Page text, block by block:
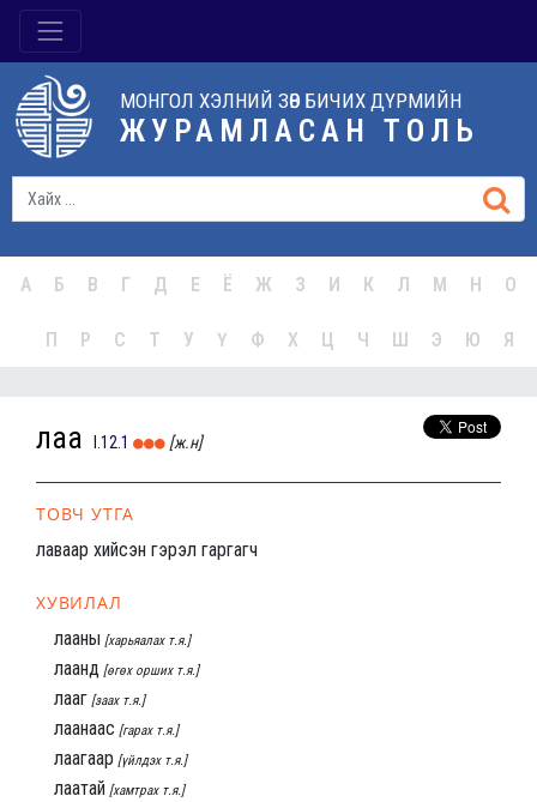
МОНГОЛ ХЭЛНИЙ ЗӨВ БИЧИХ ДҮРМИЙН
ЖУРАМЛАСАН ТОЛЬ
А Б В Г Д Е Ё Ж З И К Л М Н О
П Р С Т У Ү Ф Х Ц Ч Ш Э Ю Я
лаа I.12.1 [ж.н]
ТОВЧ УТГА
лаваар хийсэн гэрэл гаргагч
ХУВИЛАЛ
лааны [харьяалах т.я.]
лаанд [өгөх орших т.я.]
лааг [заах т.я.]
лаанаас [гарах т.я.]
лаагаар [үйлдэх т.я.]
лаатай [хамтрах т.я.]